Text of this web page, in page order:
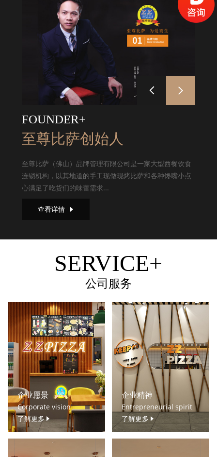
FOUNDER+
至尊比萨创始人
至尊比萨（佛山）品牌管理有限公司是一家大型西餐饮食
连锁机构，以其地道的手工现做现烤比萨和各种馋嘴小点
心满足了吃货们的味蕾需求...
查看详情
SERVICE+
公司服务
企业愿景
Corporate vision
了解更多
企业精神
Entrepreneurial spirit
了解更多